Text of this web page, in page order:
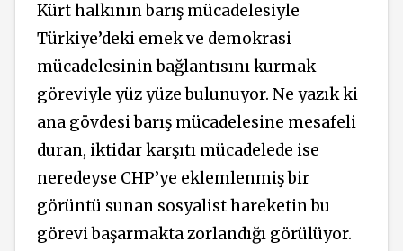
Kürt halkının barış mücadelesiyle
Türkiye’deki emek ve demokrasi
mücadelesinin bağlantısını kurmak
göreviyle yüz yüze bulunuyor. Ne yazık ki
ana gövdesi barış mücadelesine mesafeli
duran, iktidar karşıtı mücadelede ise
neredeyse CHP’ye eklemlenmiş bir
görüntü sunan sosyalist hareketin bu
görevi başarmakta zorlandığı görülüyor.